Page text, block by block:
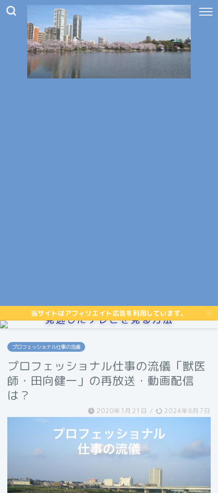
当サイトはアフィリエイト広告を利用しています。
見逃したテレビを見る方法
プロフェッショナル仕事の流儀
プロフェッショナル仕事の流儀「獣医
師・田向健一」の再放送・動画配信
は？
2020年1月21日 / 2024年6月7日